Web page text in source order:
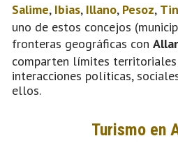
Salime, Ibias, Illano, Pesoz,
uno de estos concejos
fronteras geográficas con
comparten límites territoriales
interacciones políticas,
ellos.